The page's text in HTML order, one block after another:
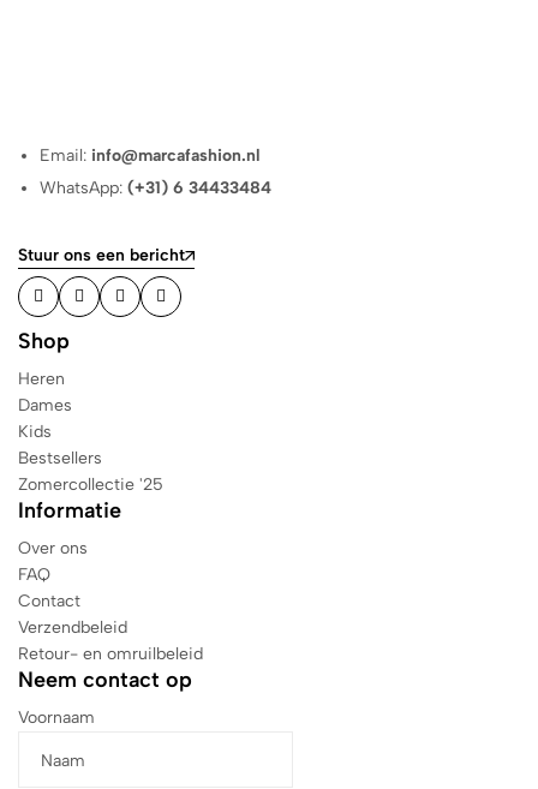
Email: info@marcafashion.nl
WhatsApp:(+31) 6 34433484
Stuur ons een bericht
Shop
Heren
Dames
Kids
Bestsellers
Zomercollectie '25
Informatie
Over ons
FAQ
Contact
Verzendbeleid
Retour- en omruilbeleid
Neem contact op
Voornaam